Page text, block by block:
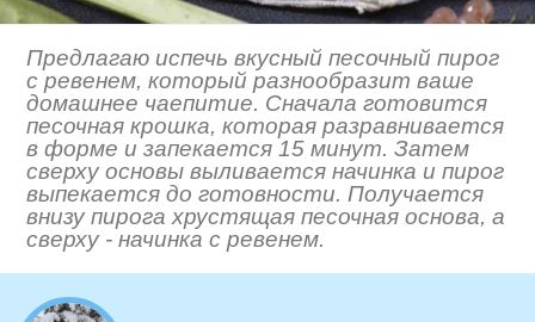
Предлагаю испечь вкусный песочный пирог
с ревенем, который разнообразит ваше
домашнее чаепитие. Сначала готовится
песочная крошка, которая разравнивается
в форме и запекается 15 минут. Затем
сверху основы выливается начинка и пирог
выпекается до готовности. Получается
внизу пирога хрустящая песочная основа, а
сверху - начинка с ревенем.